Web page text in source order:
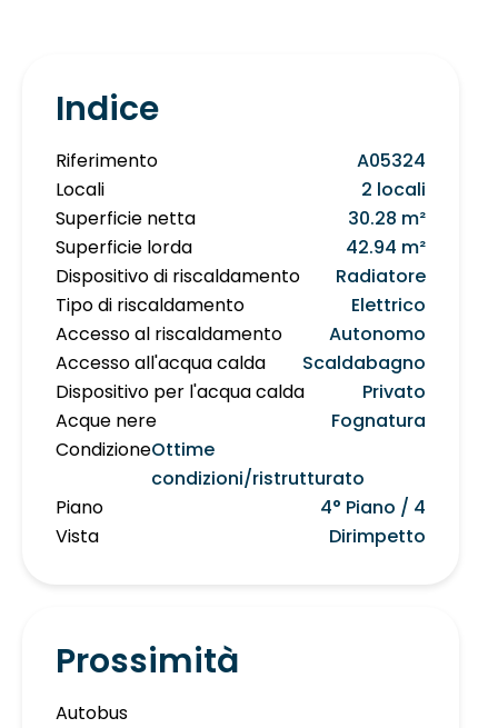
Indice
Riferimento
A05324
Locali
2 locali
Superficie netta
30.28 m²
Superficie lorda
42.94 m²
Dispositivo di riscaldamento
Radiatore
Tipo di riscaldamento
Elettrico
Accesso al riscaldamento
Autonomo
Accesso all'acqua calda
Scaldabagno
Dispositivo per l'acqua calda
Privato
Acque nere
Fognatura
CondizioneOttime
condizioni/ristrutturato
Piano
4° Piano / 4
Vista
Dirimpetto
Prossimità
Autobus